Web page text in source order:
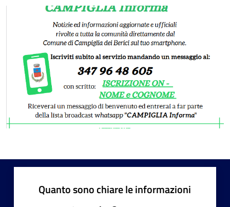
Quanto sono chiare le informazioni